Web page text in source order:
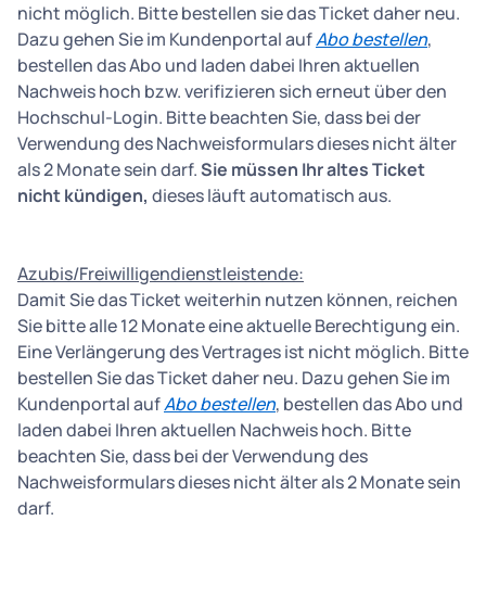
nicht möglich. Bitte bestellen sie das Ticket daher neu.
Dazu gehen Sie im Kundenportal aufAbo bestellen,
bestellen das Abo und laden dabei Ihren aktuellen
Nachweis hoch bzw. verifizieren sich erneut über den
Hochschul-Login. Bitte beachten Sie, dass bei der
Verwendung des Nachweisformulars dieses nicht älter
als 2 Monate sein darf.Sie müssen Ihr altes Ticket
nicht kündigen, dieses läuft automatisch aus.
Azubis/Freiwilligendienstleistende:
Damit Sie das Ticket weiterhin nutzen können, reichen
Sie bitte alle 12 Monate eine aktuelle Berechtigung ein.
Eine Verlängerung des Vertrages ist nicht möglich. Bitte
bestellen Sie das Ticket daher neu. Dazu gehen Sie im
Kundenportal aufAbo bestellen, bestellen das Abo und
laden dabei Ihren aktuellen Nachweis hoch. Bitte
beachten Sie, dass bei der Verwendung des
Nachweisformulars dieses nicht älter als 2 Monate sein
darf.